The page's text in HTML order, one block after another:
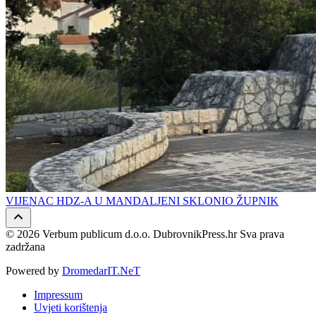
VIJENAC HDZ-A U MANDALJENI SKLONIO ŽUPNIK
© 2026 Verbum publicum d.o.o. DubrovnikPress.hr Sva prava
zadržana
Powered by DromedarIT.NeT
Impressum
Uvjeti korištenja